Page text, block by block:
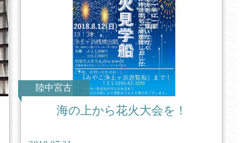
陸中宮古
海の上から花火大会を！